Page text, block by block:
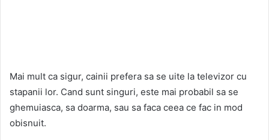
Mai mult ca sigur, cainii prefera sa se uite la televizor cu
stapanii lor. Cand sunt singuri, este mai probabil sa se
ghemuiasca, sa doarma, sau sa faca ceea ce fac in mod
obisnuit.